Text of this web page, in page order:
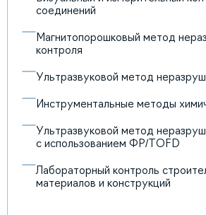
соединений
Магнитопорошковый метод
контроля
Ультразвуковой метод
Инструментальные методы
Ультразвуковой метод
с использованием ФР/TOFD
Лабораторный контроль
материалов и конструкций